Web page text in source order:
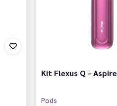
Kit Flexus Q - Aspire
Pods